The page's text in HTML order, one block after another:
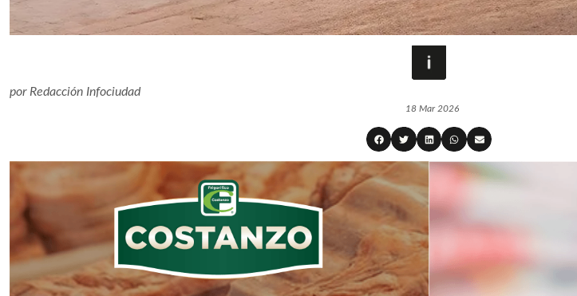
porRedacción Infociudad
18 Mar 2026